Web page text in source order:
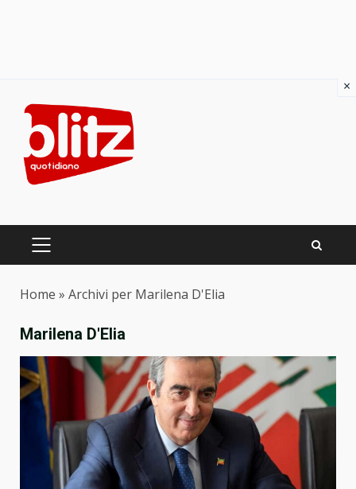
content
PRIMARY
Home » Archivi per Marilena D'Elia
Marilena D'Elia
×